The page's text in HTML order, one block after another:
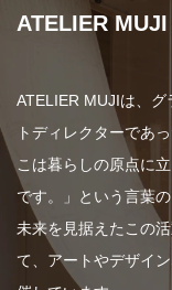
ATELIER
ATELIER MUJIは、
トディレクターであ
こは暮らしの原点に
です。」という言葉
未来を見据えたこの
て、アートやデザイ